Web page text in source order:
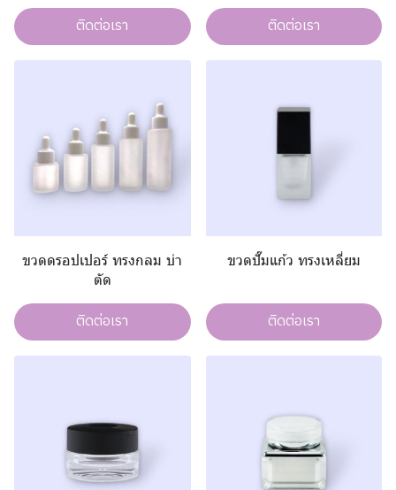
ติดต่อเรา ติดต่อเรา
ขวดดรอปเปอร์ ทรงกลม บ่า
ตัด
ติดต่อเรา
ขวดปั๊มแก้ว ทรงเหลี่ยม
ติดต่อเรา